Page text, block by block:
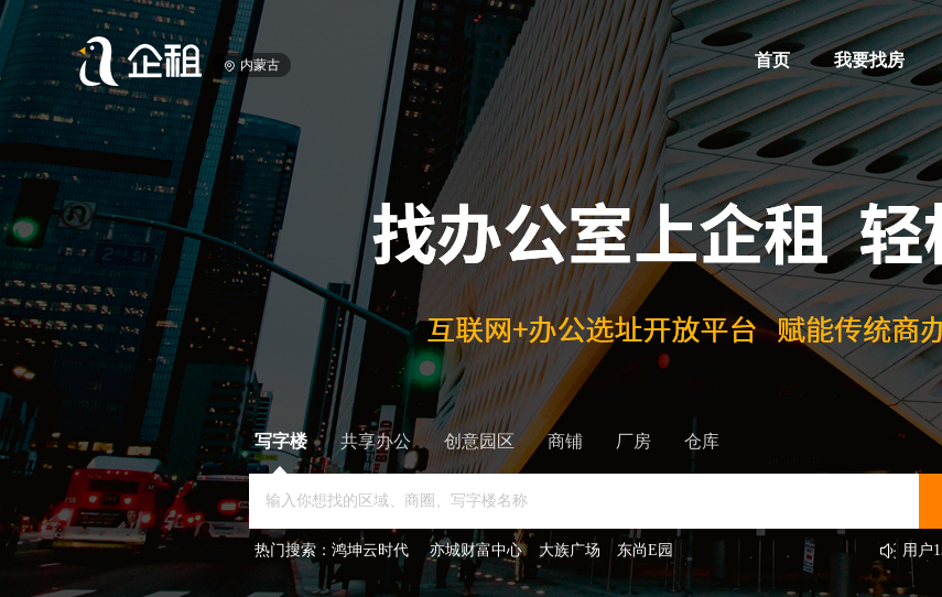
内蒙古 首页 我要找房
写字楼 共享办公 创意园区 商铺 厂房 仓库
热门搜索： 鸿坤云时代 亦城财富中心 大族广场 东尚E园 用户
用户